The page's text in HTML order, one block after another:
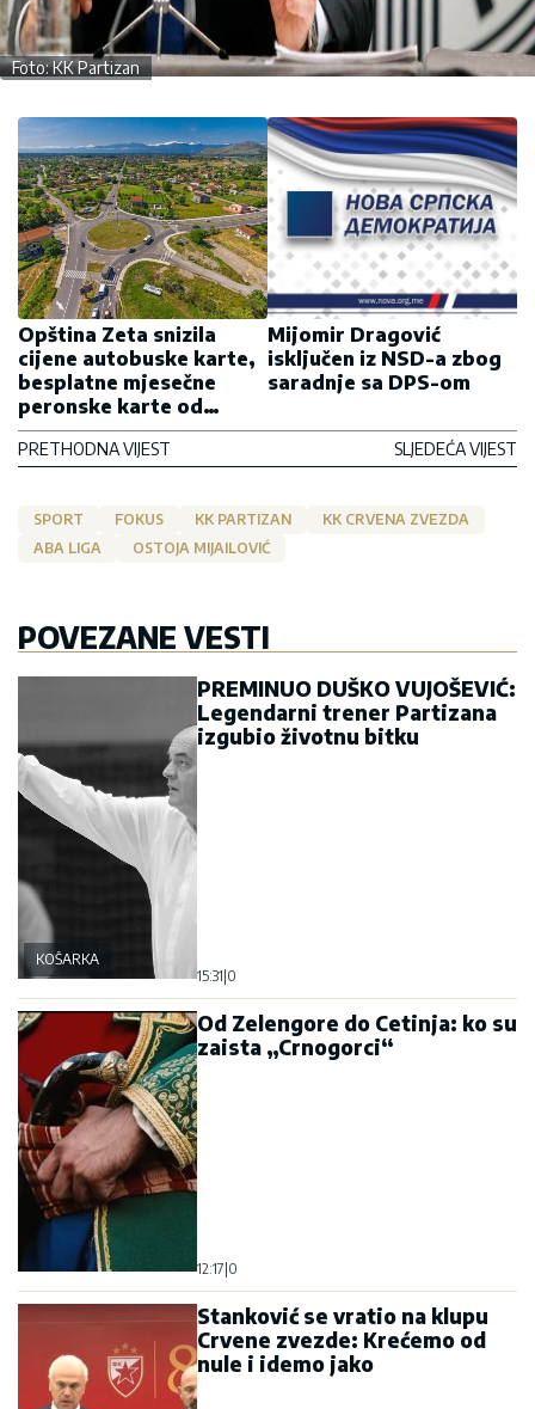
Foto: KK Partizan
Opština Zeta snizila
cijene autobuske karte,
besplatne mjesečne
peronske karte od
septembra...
PRETHODNA VIJEST
Mijomir Dragović
isključen iz NSD-a zbog
saradnje sa DPS-om
SLJEDEĆA VIJEST
SPORT FOKUS KK PARTIZAN
KK CRVENA ZVEZDA
ABA LIGA
OSTOJA MIJAILOVIĆ
POVEZANE VESTI
KOŠARKA
PREMINUO DUŠKO VUJOŠEVIĆ:
Legendarni trener Partizana
izgubio životnu bitku
15:31 0
Od Zelengore do Cetinja: ko su
zaista „Crnogorci“
12:17 0
Stanković se vratio na klupu
Crvene zvezde: Krećemo od
nule i idemo jako